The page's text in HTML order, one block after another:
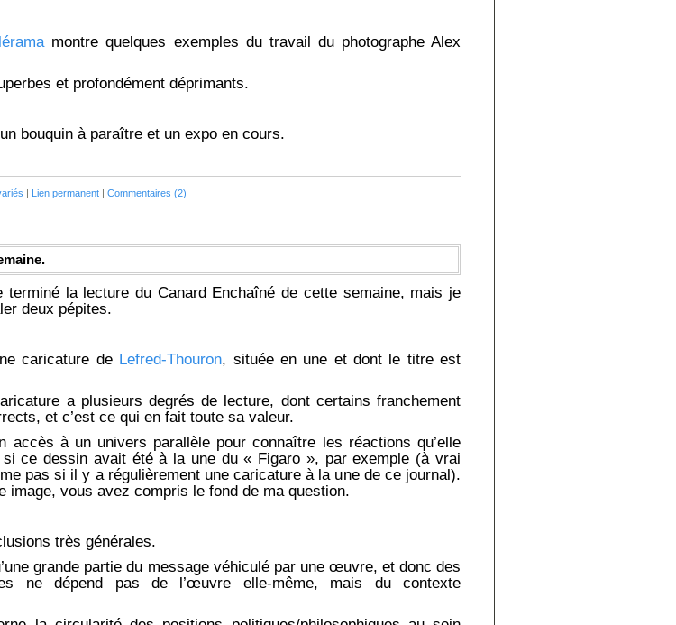
montre quelques exemples du travail du photographe Alex
et profondément déprimants.
bouquin à paraître et un expo en cours.
| Lien permanent | Commentaires (2)
terminé la lecture du Canard Enchaîné de cette semaine, mais je
deux pépites.
caricature de Lefred-Thouron, située en une et dont le titre est
a plusieurs degrés de lecture, dont certains franchement
et c’est ce qui en fait toute sa valeur.
accès à un univers parallèle pour connaître les réactions qu’elle
si ce dessin avait été à la une du « Figaro », par exemple (à vrai
pas si il y a régulièrement une caricature à la une de ce journal).
image, vous avez compris le fond de ma question.
très générales.
grande partie du message véhiculé par une œuvre, et donc des
ne dépend pas de l’œuvre elle-même, mais du contexte